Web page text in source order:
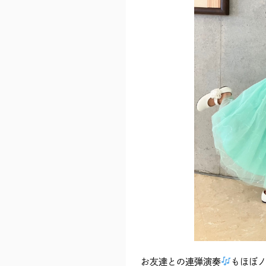
お友達との連弾演奏 もほぼ